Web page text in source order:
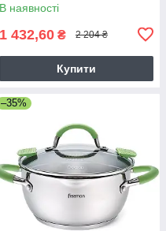
В наявності
1 432,60 ₴ 2 204 ₴
Купити
–35%